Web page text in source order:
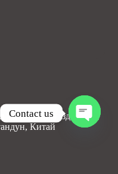
Юаньчжоу, уезд Болуо,
Китай
Contact us